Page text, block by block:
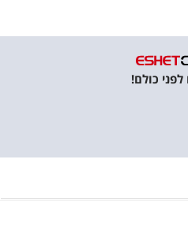
כולם!